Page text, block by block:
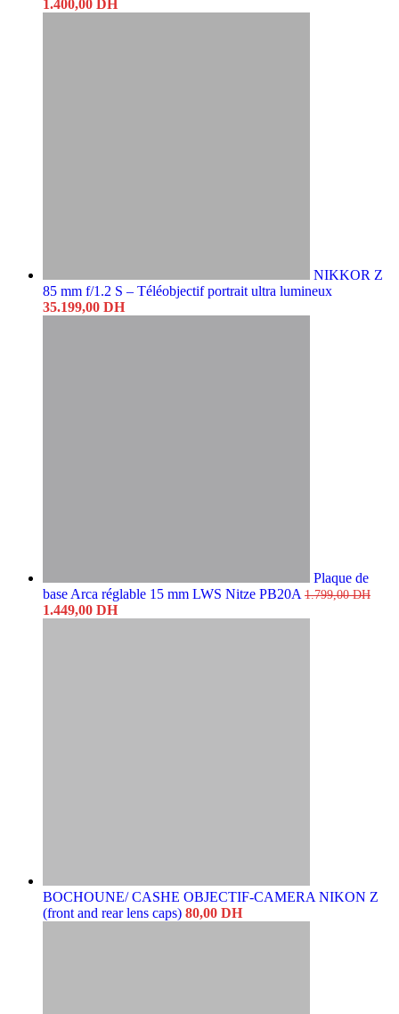
1.400,00 DH
NIKKOR Z
85 mm f/1.2 S – Téléobjectif portrait ultra lumineux
35.199,00 DH
Plaque de
base Arca réglable 15 mm LWS Nitze PB20A 1.799,00DH
Le
1.449,00 DHLe
BOCHOUNE/ CASHE OBJECTIF-CAMERA NIKON Z
(front and rear lens caps) 80,00 DH